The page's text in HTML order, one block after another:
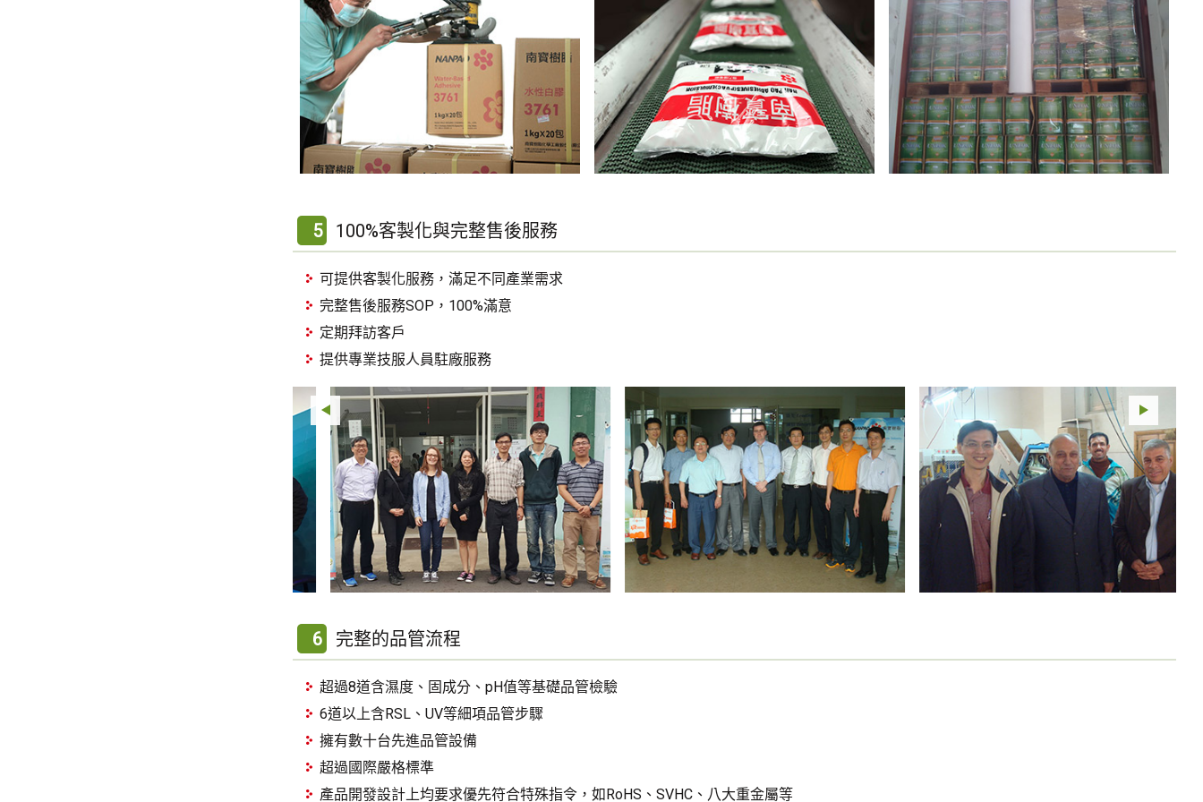
5 100%客製化與完整售後服務
可提供客製化服務，滿足不同產業需求
完整售後服務SOP，100%滿意
定期拜訪客戶
提供專業技服人員駐廠服務
6 完整的品管流程
超過8道含濕度、固成分、pH值等基礎品管檢驗
6道以上含RSL、UV等細項品管步驟
擁有數十台先進品管設備
超過國際嚴格標準
產品開發設計上均要求優先符合特殊指令，如RoHS、SVHC、八大重金屬等